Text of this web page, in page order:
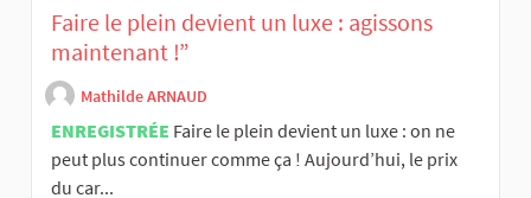
Faire le plein devient un luxe : agissons
maintenant !”
Mathilde ARNAUD
ENREGISTRÉE Faire le plein devient un luxe : on ne
peut plus continuer comme ça ! Aujourd’hui, le prix
du car...